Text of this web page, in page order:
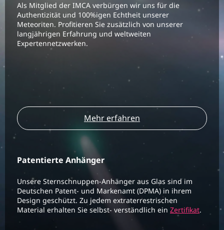
Als Mitglied der IMCA verbürgen wir uns für die
Authentizität und 100%igen Echtheit unserer
Meteoriten. Profitieren Sie zusätzlich von unserer
langjährigen Erfahrung und weltweiten
Expertennetzwerken.
Mehr erfahren
Patentierte Anhänger
Unsere Sternschnuppen-Anhänger aus Glas sind im
Deutschen Patent- und Markenamt (DPMA) in ihrem
Design geschützt. Zu jedem extraterrestrischen
Material erhalten Sie selbst- verständlich ein Zertifikat.